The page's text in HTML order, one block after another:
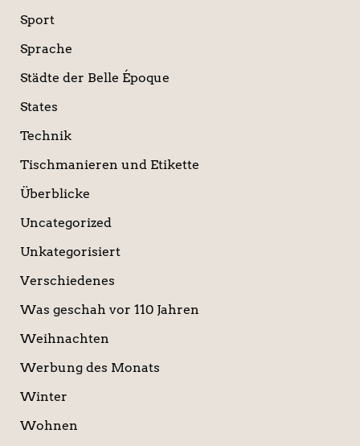
Sport
Sprache
Städte der Belle Époque
States
Technik
Tischmanieren und Etikette
Überblicke
Uncategorized
Unkategorisiert
Verschiedenes
Was geschah vor 110 Jahren
Weihnachten
Werbung des Monats
Winter
Wohnen